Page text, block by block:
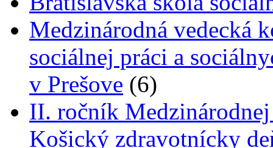
Medzinárodná vedecká
sociálnej práci a
v Prešove (6)
II. ročník
Košický zdravotnícky